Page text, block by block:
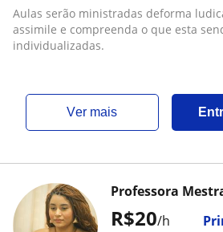
Aulas serão ministradas deforma
assimile e compreenda o que esta
individualizadas.
ver mais
R$20/h
Professora